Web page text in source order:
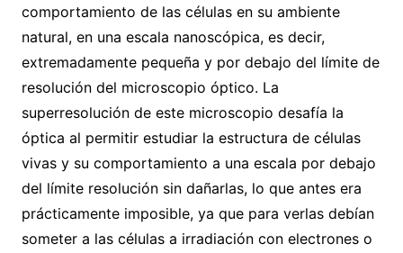
comportamiento de las células en su ambiente
natural, en una escala nanoscópica, es decir,
extremadamente pequeña y por debajo del límite de
resolución del microscopio óptico. La
superresolución de este microscopio desafía la
óptica al permitir estudiar la estructura de células
vivas y su comportamiento a una escala por debajo
del límite resolución sin dañarlas, lo que antes era
prácticamente imposible, ya que para verlas debían
someter a las células a irradiación con electrones o